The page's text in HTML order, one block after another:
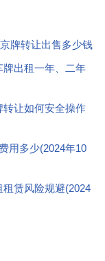
牌转让出售多少钱
出租一年、二年
让如何安全操作
用多少(2024年10
赁风险规避(2024